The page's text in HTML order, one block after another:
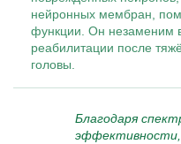
нейронных мембран,
функции. Он незаменим
реабилитации после
головы.
Благодаря
эффективности,